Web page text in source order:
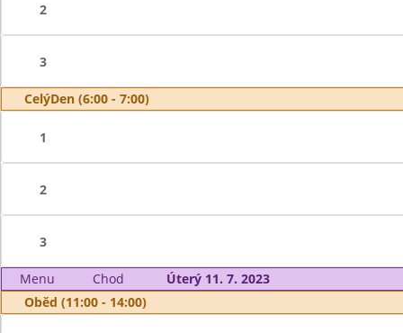
2
3
CelýDen (6:00 - 7:00)
1
2
3
Menu Chod
Úterý 11. 7. 2023
Oběd (11:00 - 14:00)